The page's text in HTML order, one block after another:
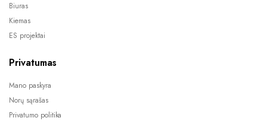
Biuras
Kiemas
ES projektai
Privatumas
Mano paskyra
Norų sąrašas
Privatumo politika